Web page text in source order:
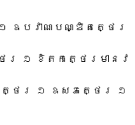
ឧប​វាណ​បណ្ឌិ​ត​ត្ថេ​រ​
១​ ​ខិត​ក​ត្ថេ​រមា​នវ​
េ​រ​ ​១​ ​ឧសភ​ត្ថេ​រ​ ​១​